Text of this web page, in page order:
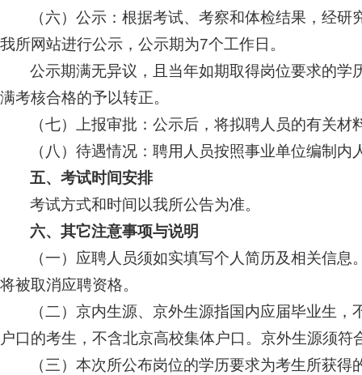
（六）公示：根据考试、考察和体检结果，经
我所网站进行公示，公示期为7个工作日。
公示期满无异议，且当年如期取得岗位要求的
满考核合格的予以转正。
（七）上报审批：公示后，将拟聘人员的有关
（八）待遇情况：聘用人员按照事业单位编制
五、考试时间安排
考试方式和时间以我所公告为准。
六、其它注意事项与说明
（一）应聘人员须如实填写个人简历及相关信
将被取消应聘资格。
（二）京内生源、京外生源指国内应届毕业生
户口的考生，不含北京高校集体户口。京外生源须符
（三）本次所公布岗位的学历要求为考生所获